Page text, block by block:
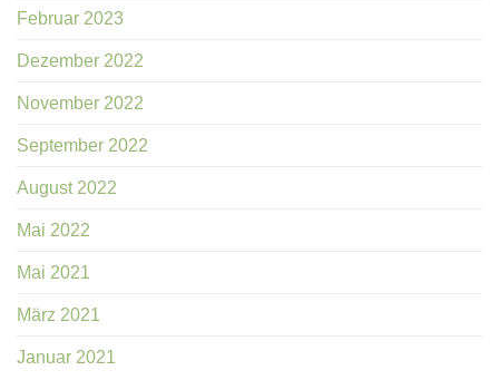
Februar 2023
Dezember 2022
November 2022
September 2022
August 2022
Mai 2022
Mai 2021
März 2021
Januar 2021